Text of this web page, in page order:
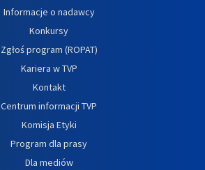
Informacje o nadawcy
Konkursy
Zgłoś program (ROPAT)
Kariera w TVP
Kontakt
Centrum informacji TVP
Komisja Etyki
Program dla prasy
Dla mediów